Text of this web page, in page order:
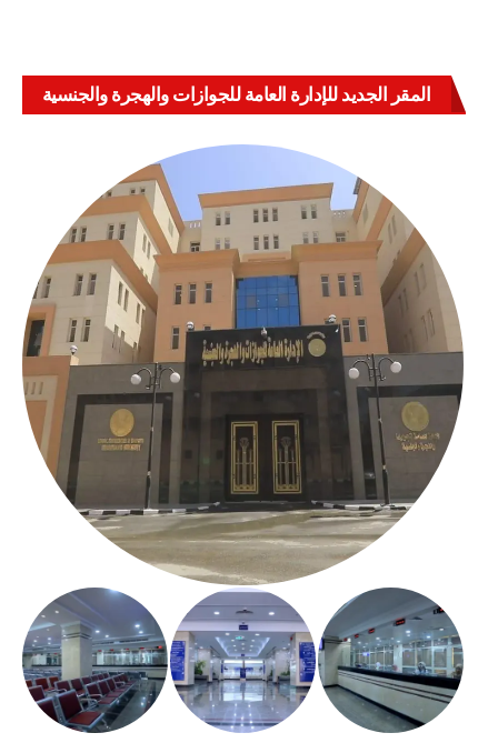
المقر الجديد للإدارة العامة للجوازات والهجرة والجنسية